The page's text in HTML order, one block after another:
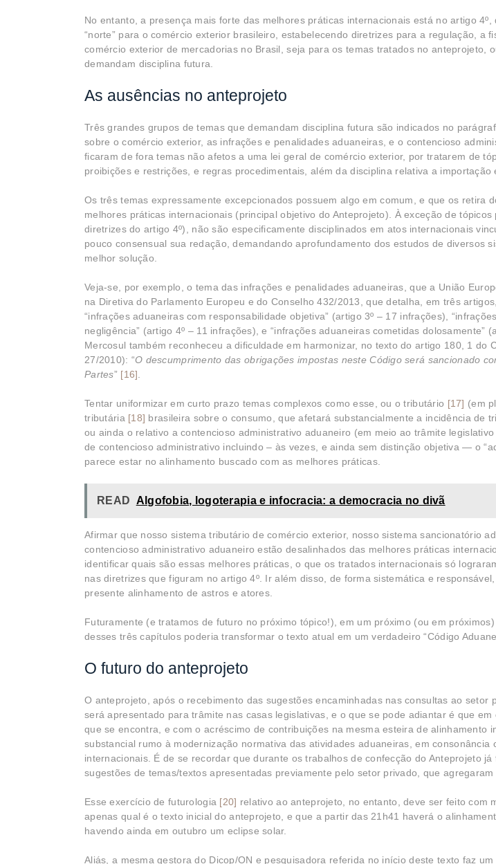
No entanto, a presença mais forte das melhores práticas internacionais está no artigo
“norte” para o comércio exterior brasileiro, estabelecendo diretrizes para a regulação, a
comércio exterior de mercadorias no Brasil, seja para os temas tratados no anteprojeto,
demandam disciplina futura.
As ausências no anteprojeto
Três grandes grupos de temas que demandam disciplina futura são indicados no
sobre o comércio exterior, as infrações e penalidades aduaneiras, e o contencioso
ficaram de fora temas não afetos a uma lei geral de comércio exterior, por tratarem de
proibições e restrições, e regras procedimentais, além da disciplina relativa a importação
Os três temas expressamente excepcionados possuem algo em comum, e que os retira
melhores práticas internacionais (principal objetivo do Anteprojeto). À exceção de
diretrizes do artigo 4º), não são especificamente disciplinados em atos internacionais
pouco consensual sua redação, demandando aprofundamento dos estudos de diversos
melhor solução.
Veja-se, por exemplo, o tema das infrações e penalidades aduaneiras, que a União
na Diretiva do Parlamento Europeu e do Conselho 432/2013, que detalha, em três
“infrações aduaneiras com responsabilidade objetiva” (artigo 3º – 17 infrações),
negligência” (artigo 4º – 11 infrações), e “infrações aduaneiras cometidas dolosamente”
Mercosul também reconheceu a dificuldade em harmonizar, no texto do artigo 180, 1 do
27/2010): “O descumprimento das obrigações impostas neste Código será sancionado
Partes” [16].
Tentar uniformizar em curto prazo temas complexos como esse, ou o tributário [17] (em
tributária [18] brasileira sobre o consumo, que afetará substancialmente a incidência de
ou ainda o relativo a contencioso administrativo aduaneiro (em meio ao trâmite
de contencioso administrativo incluindo – às vezes, e ainda sem distinção objetiva — o
parece estar no alinhamento buscado com as melhores práticas.
READ Algofobia, logoterapia e infocracia: a democracia no divã
Afirmar que nosso sistema tributário de comércio exterior, nosso sistema sancionatório
contencioso administrativo aduaneiro estão desalinhados das melhores práticas
identificar quais são essas melhores práticas, o que os tratados internacionais só
nas diretrizes que figuram no artigo 4º. Ir além disso, de forma sistemática e
presente alinhamento de astros e atores.
Futuramente (e tratamos de futuro no próximo tópico!), em um próximo (ou em
desses três capítulos poderia transformar o texto atual em um verdadeiro “Código
O futuro do anteprojeto
O anteprojeto, após o recebimento das sugestões encaminhadas nas consultas ao setor
será apresentado para trâmite nas casas legislativas, e o que se pode adiantar é que
que se encontra, e com o acréscimo de contribuições na mesma esteira de alinhamento
substancial rumo à modernização normativa das atividades aduaneiras, em consonância
internacionais. É de se recordar que durante os trabalhos de confecção do Anteprojeto
sugestões de temas/textos apresentadas previamente pelo setor privado, que
Esse exercício de futurologia [20] relativo ao anteprojeto, no entanto, deve ser feito com
apenas qual é o texto inicial do anteprojeto, e que a partir das 21h41 haverá o
havendo ainda em outubro um eclipse solar.
Aliás, a mesma gestora do Dicop/ON e pesquisadora referida no início deste texto faz